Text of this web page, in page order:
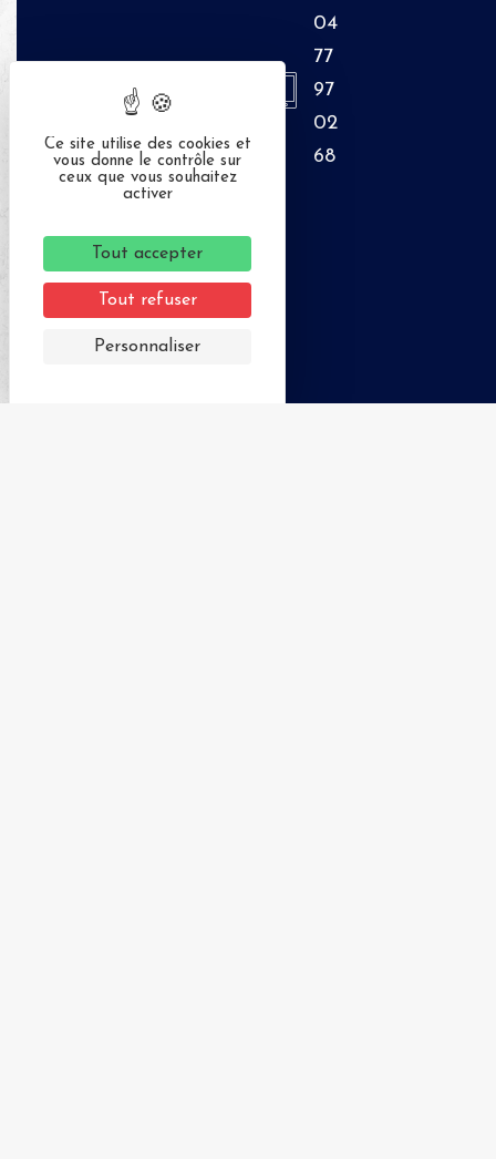
04
77
97
02
68
Ce site utilise des cookies et
vous donne le contrôle sur
ceux que vous souhaitez
activer
Tout accepter
Tout refuser
Personnaliser